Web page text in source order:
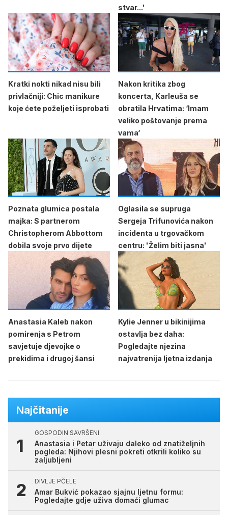
stvar...'
Kratki nokti nikad nisu bili
privlačniji: Chic manikure
koje ćete poželjeti isprobati
Nakon kritika zbog
koncerta, Karleuša se
obratila Hrvatima: ‘Imam
veliko poštovanje prema
vama‘
Poznata glumica postala
majka: S partnerom
Christopherom Abbottom
dobila svoje prvo dijete
Oglasila se supruga
Sergeja Trifunovića nakon
incidenta u trgovačkom
centru: 'Želim biti jasna'
Anastasia Kaleb nakon
pomirenja s Petrom
savjetuje djevojke o
prekidima i drugoj šansi
Kylie Jenner u bikinijima
ostavlja bez daha:
Pogledajte njezina
najvatrenija ljetna izdanja
Najčitanije
GOSPODIN SAVRŠENI
Anastasia i Petar uživaju daleko od znatiželjnih
pogleda: Njihovi plesni pokreti otkrili koliko su
zaljubljeni
DIVLJE PČELE
Amar Bukvić pokazao sjajnu ljetnu formu:
Pogledajte gdje uživa domaći glumac